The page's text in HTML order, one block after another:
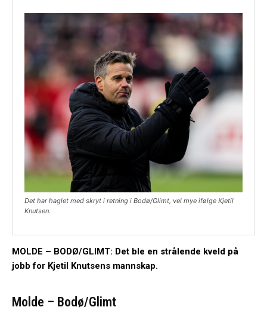
Det har haglet med skryt i retning i Bodø/Glimt, vel mye ifølge Kjetil
Knutsen.
MOLDE – BODØ/GLIMT: Det ble en strålende kveld på
jobb for Kjetil Knutsens mannskap.
Molde – Bodø/Glimt